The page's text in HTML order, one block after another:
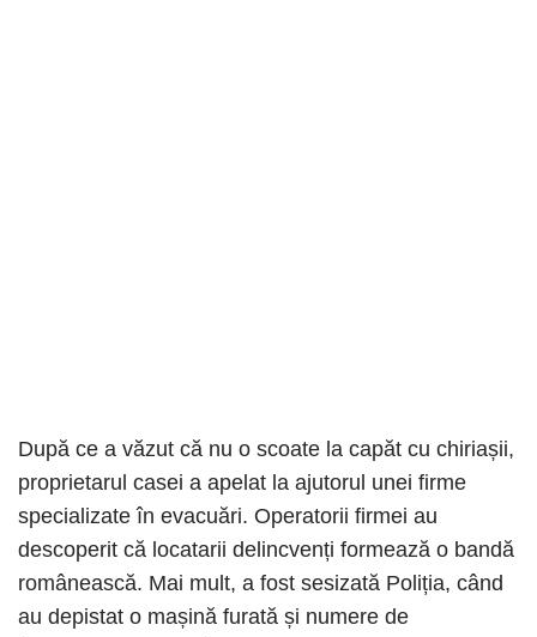
După ce a văzut că nu o scoate la capăt cu chiriașii,
proprietarul casei a apelat la ajutorul unei firme
specializate în evacuări. Operatorii firmei au
descoperit că locatarii delincvenți formează o bandă
românească. Mai mult, a fost sesizată Poliția, când
au depistat o mașină furată și numere de